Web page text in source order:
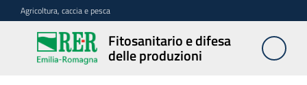
Vai al contenuto
Vai alla navigazione
Vai al footer
Agricoltura, caccia e pesca
Fitosanitario e difesa
delle produzioni
Fitosanitario
e difesa